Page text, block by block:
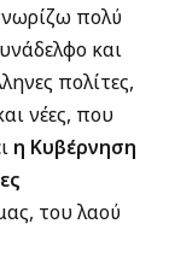
πολύ
και
πολίτες,
νέες, που
η Κυβέρνηση
του λαού